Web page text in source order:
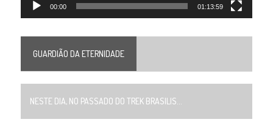
00:00 01:13:59
GUARDIÃO DA ETERNIDADE
NESTE DIA, NO PASSADO DO TREK BRASILIS...